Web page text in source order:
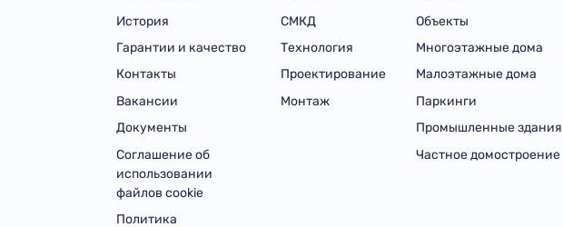
История
Гарантии и качество
Контакты
Вакансии
Документы
Соглашение об
использовании
файлов cookie
Политика
СМКД
Технология
Проектирование
Монтаж
Объекты
Многоэтажные дома
Малоэтажные дома
Паркинги
Промышленные здания
Частное домостроение